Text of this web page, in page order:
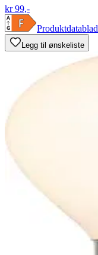
kr 99,-
Produktdatablad
Legg til ønskeliste